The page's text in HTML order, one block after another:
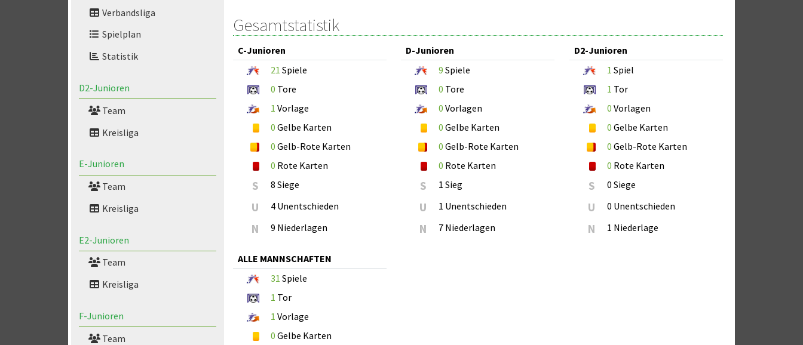
Verbandsliga
Spielplan
Statistik
D2-Junioren
Team
Kreisliga
E-Junioren
Team
Kreisliga
E2-Junioren
Team
Kreisliga
F-Junioren
Team
Gesamtstatistik
C-Junioren
21 Spiele
0 Tore
1 Vorlage
0 Gelbe Karten
0 Gelb-Rote Karten
0 Rote Karten
S 8 Siege
U 4 Unentschieden
N 9 Niederlagen
D-Junioren
9 Spiele
0 Tore
0 Vorlagen
0 Gelbe Karten
0 Gelb-Rote Karten
0 Rote Karten
S 1 Sieg
U 1 Unentschieden
N 7 Niederlagen
D2-Junioren
1 Spiel
1 Tor
0 Vorlagen
0 Gelbe Karten
0 Gelb-Rote Karten
0 Rote Karten
S 0 Siege
U 0 Unentschieden
N 1 Niederlage
ALLE MANNSCHAFTEN
31 Spiele
1 Tor
1 Vorlage
0 Gelbe Karten